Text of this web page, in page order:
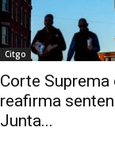
Citgo
Corte Suprema
reafirma
Junta...